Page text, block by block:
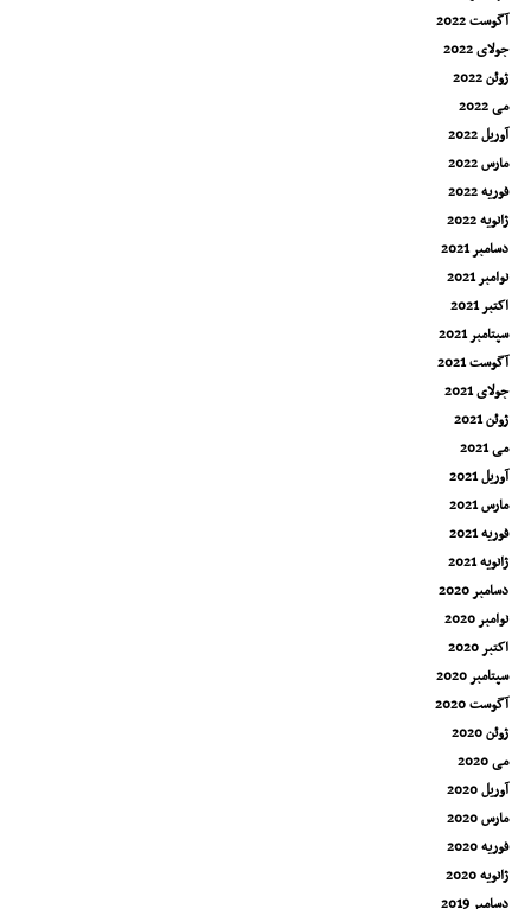
آگوست 2022
جولای 2022
ژوئن 2022
می 2022
آوریل 2022
مارس 2022
فوریه 2022
ژانویه 2022
دسامبر 2021
نوامبر 2021
اکتبر 2021
سپتامبر 2021
آگوست 2021
جولای 2021
ژوئن 2021
می 2021
آوریل 2021
مارس 2021
فوریه 2021
ژانویه 2021
دسامبر 2020
نوامبر 2020
اکتبر 2020
سپتامبر 2020
آگوست 2020
ژوئن 2020
می 2020
آوریل 2020
مارس 2020
فوریه 2020
ژانویه 2020
دسامبر 2019